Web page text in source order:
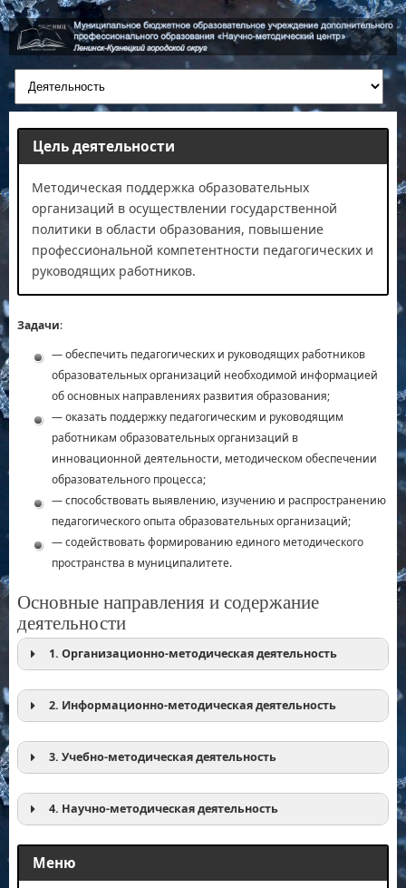
Цель деятельности
Методическая поддержка образовательных
организаций в осуществлении государственной
политики в области образования, повышение
профессиональной компетентности педагогических и
руководящих работников.
Задачи:
— обеспечить педагогических и руководящих работников
образовательных организаций необходимой информацией
об основных направлениях развития образования;
— оказать поддержку педагогическим и руководящим
работникам образовательных организаций в
инновационной деятельности, методическом обеспечении
образовательного процесса;
— способствовать выявлению, изучению и распространению
педагогического опыта образовательных организаций;
— содействовать формированию единого методического
пространства в муниципалитете.
Основные направления и содержание
деятельности
1. Организационно-методическая деятельность
2. Информационно-методическая деятельность
3. Учебно-методическая деятельность
4. Научно-методическая деятельность
Меню